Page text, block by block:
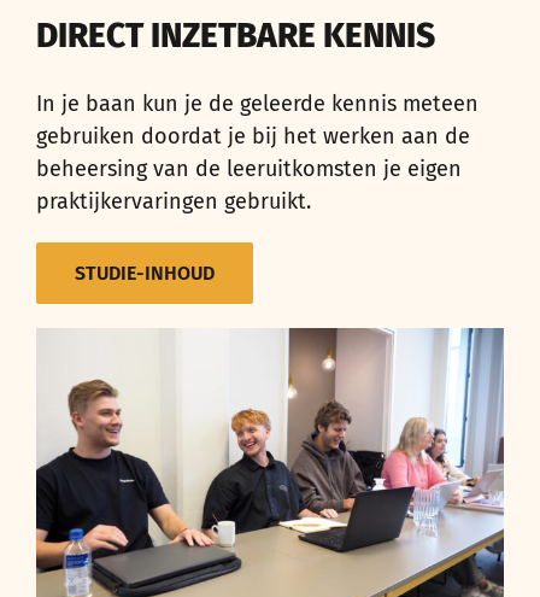
DIRECT INZETBARE KENNIS
In je baan kun je de geleerde kennis meteen
gebruiken doordat je bij het werken aan de
beheersing van de leeruitkomsten je eigen
praktijkervaringen gebruikt.
STUDIE-INHOUD